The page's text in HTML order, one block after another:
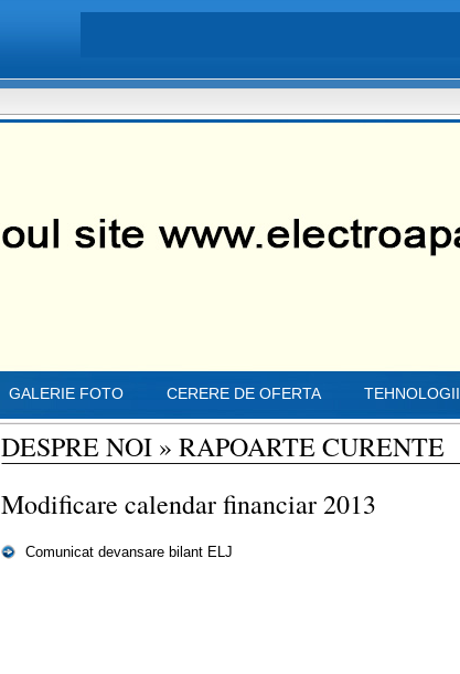
GALERIE FOTO CERERE DE OFERTA TEHNOLOGII
DESPRE NOI» RAPOARTE CURENTE
Modificare calendar financiar 2013
Comunicat devansare bilant ELJ